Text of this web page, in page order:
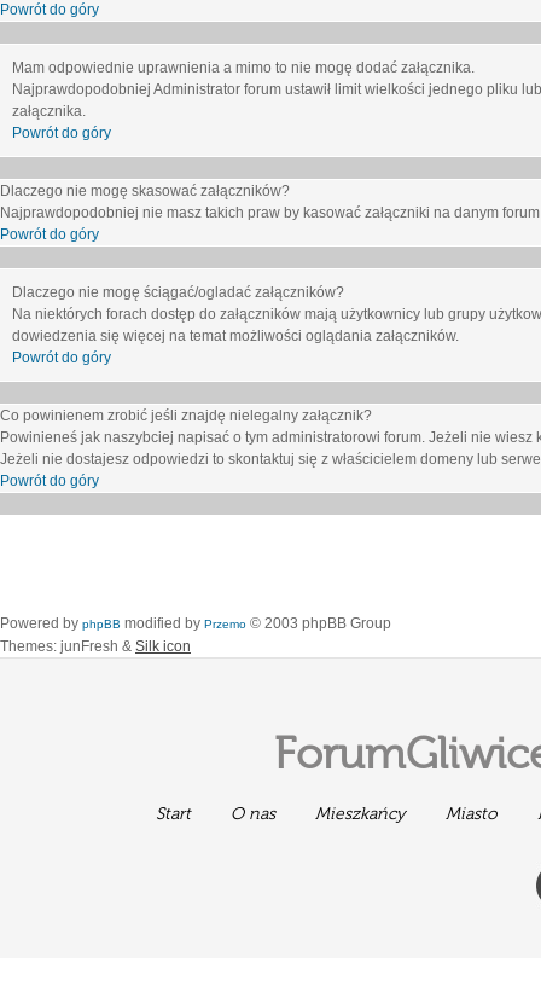
Powrót do góry
Mam odpowiednie uprawnienia a mimo to nie mogę dodać załącznika.
Najprawdopodobniej Administrator forum ustawił limit wielkości jednego pliku
załącznika.
Powrót do góry
Dlaczego nie mogę skasować załączników?
Najprawdopodobniej nie masz takich praw by kasować załączniki na danym
Powrót do góry
Dlaczego nie mogę ściągać/ogladać załączników?
Na niektórych forach dostęp do załączników mają użytkownicy lub grupy
dowiedzenia się więcej na temat możliwości oglądania załączników.
Powrót do góry
Co powinienem zrobić jeśli znajdę nielegalny załącznik?
Powinieneś jak naszybciej napisać o tym administratorowi forum. Jeżeli nie
Jeżeli nie dostajesz odpowiedzi to skontaktuj się z właścicielem domeny lub
Powrót do góry
Powered by phpBB modified by Przemo © 2003 phpBB Group
Themes: junFresh & Silk icon
Start O nas Mieszkańcy Miasto